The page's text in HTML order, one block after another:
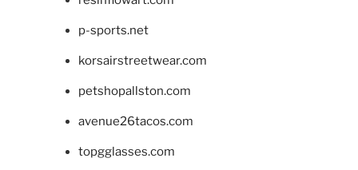
p-sports.net
korsairstreetwear.com
petshopallston.com
avenue26tacos.com
topgglasses.com